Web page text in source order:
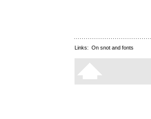
Links: On snot and fonts